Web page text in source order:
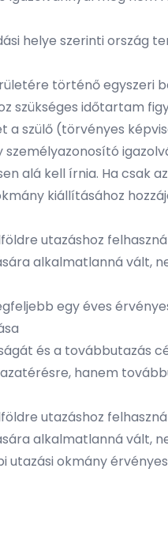
helye szerinti ország
történő egyszeri
szükséges időtartam
a szülő (törvényes
alá kell írnia. Ha csak
kiállításához
utazáshoz
alkalmatlanná vált,
egy éves
és a továbbutazás
hanem
utazáshoz
alkalmatlanná vált,
okmány